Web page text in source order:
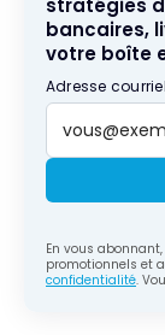
bancaires,
votre boîte
Adresse courriel
En vous
promotionnels et
confidentialité.